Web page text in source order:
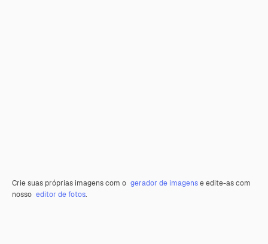
Crie suas próprias imagens com o gerador de imagense edite-as com
nosso editor de fotos.